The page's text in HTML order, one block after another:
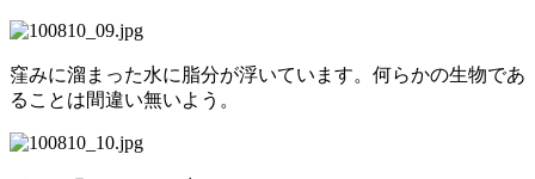
窪みに溜まった水に脂分が浮いています。何らかの生物であ
ることは間違い無いよう。